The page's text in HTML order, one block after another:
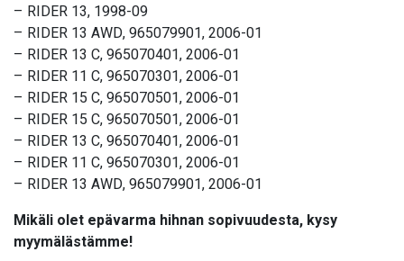
– RIDER 13, 1998-09
– RIDER 13 AWD, 965079901, 2006-01
– RIDER 13 C, 965070401, 2006-01
– RIDER 11 C, 965070301, 2006-01
– RIDER 15 C, 965070501, 2006-01
– RIDER 15 C, 965070501, 2006-01
– RIDER 13 C, 965070401, 2006-01
– RIDER 11 C, 965070301, 2006-01
– RIDER 13 AWD, 965079901, 2006-01
Mikäli olet epävarma hihnan sopivuudesta, kysy
myymälästämme!